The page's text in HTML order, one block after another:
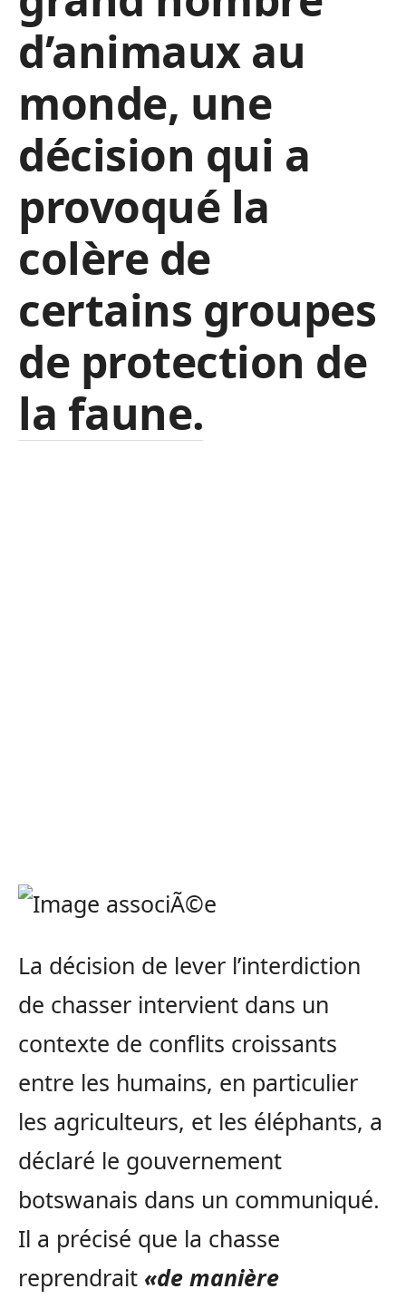
d’animaux au
monde, une
décision qui a
provoqué la
colère de
certains groupes
de protection de
la faune.
La décision de lever l’interdiction
de chasser intervient dans un
contexte de conflits croissants
entre les humains, en particulier
les agriculteurs, et les éléphants, a
déclaré le gouvernement
botswanais dans un communiqué.
Il a précisé que la chasse
reprendrait «de manière